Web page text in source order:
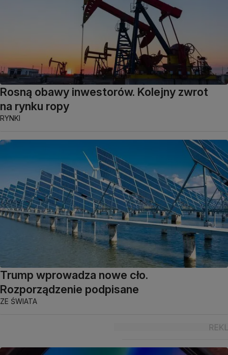
Rosną obawy inwestorów. Kolejny zwrot
na rynku ropy
RYNKI
Trump wprowadza nowe cło.
Rozporządzenie podpisane
ZE ŚWIATA